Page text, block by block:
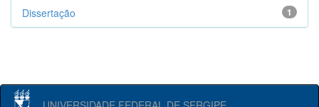
1
Dissertação